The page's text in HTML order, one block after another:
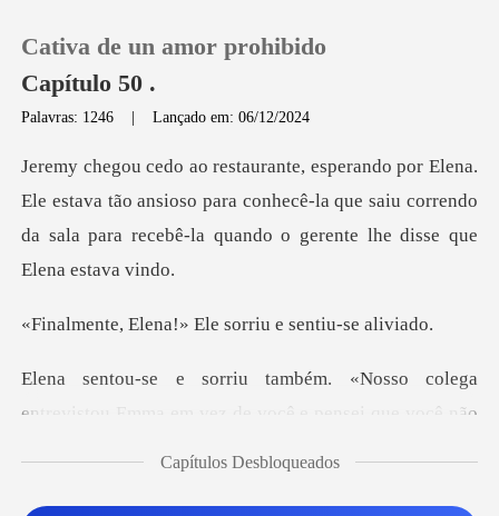
0
Loja
Cativa de un amor prohibido
Capítulo 50 .
Palavras: 1246 |Lançado em: 06/12/2024
tava tão ansioso para conhecê-la que saiu correndo
da sala par
a!» Ele sorriu e
osso colega
entrevistou Emma em vez
Capítulos Desbloqueados